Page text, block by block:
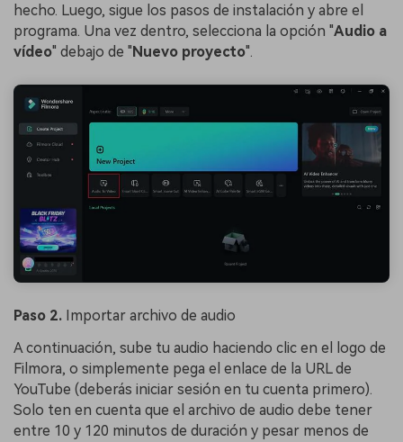
hecho. Luego, sigue los pasos de instalación y abre el
programa. Una vez dentro, selecciona la opción "Audio a
vídeo" debajo de "Nuevo proyecto".
Paso 2. Importar archivo de audio
A continuación, sube tu audio haciendo clic en el logo de
Filmora, o simplemente pega el enlace de la URL de
YouTube (deberás iniciar sesión en tu cuenta primero).
Solo ten en cuenta que el archivo de audio debe tener
entre 10 y 120 minutos de duración y pesar menos de